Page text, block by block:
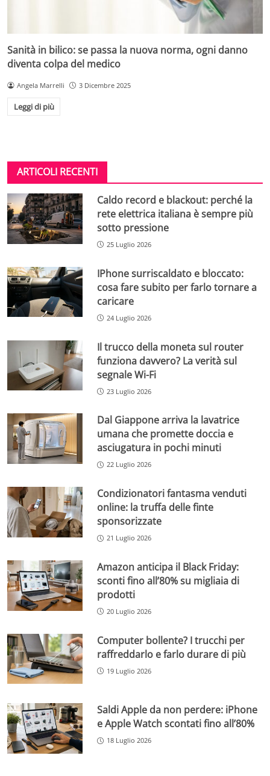
Sanità in bilico: se passa la nuova norma, ogni danno
diventa colpa del medico
Angela Marrelli 3 Dicembre 2025
Leggi di più
ARTICOLI RECENTI
Caldo record e blackout: perché la
rete elettrica italiana è sempre più
sotto pressione
25 Luglio 2026
IPhone surriscaldato e bloccato:
cosa fare subito per farlo tornare a
caricare
24 Luglio 2026
Il trucco della moneta sul router
funziona davvero? La verità sul
segnale Wi-Fi
23 Luglio 2026
Dal Giappone arriva la lavatrice
umana che promette doccia e
asciugatura in pochi minuti
22 Luglio 2026
Condizionatori fantasma venduti
online: la truffa delle finte
sponsorizzate
21 Luglio 2026
Amazon anticipa il Black Friday:
sconti fino all’80% su migliaia di
prodotti
20 Luglio 2026
Computer bollente? I trucchi per
raffreddarlo e farlo durare di più
19 Luglio 2026
Saldi Apple da non perdere: iPhone
e Apple Watch scontati fino all’80%
18 Luglio 2026